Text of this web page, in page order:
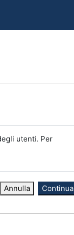
utenti. Per
Annulla Continua